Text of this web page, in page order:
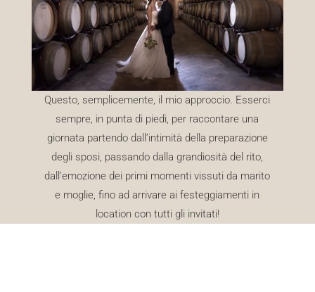
Questo, semplicemente, il mio approccio. Esserci
sempre, in punta di piedi, per raccontare una
giornata partendo dall’intimità della preparazione
degli sposi, passando dalla grandiosità del rito,
dall’emozione dei primi momenti vissuti da marito
e moglie, fino ad arrivare ai festeggiamenti in
location con tutti gli invitati!